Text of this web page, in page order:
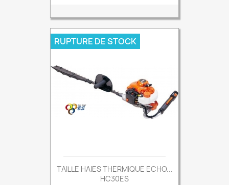
TAILLE HAIES THERMIQUE ECHO...
HC30ES
RUPTURE DE STOCK